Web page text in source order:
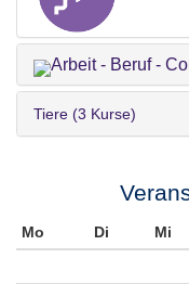
Arbeit - Beruf -
Tiere (3 Kurse)
Mo Di Mi